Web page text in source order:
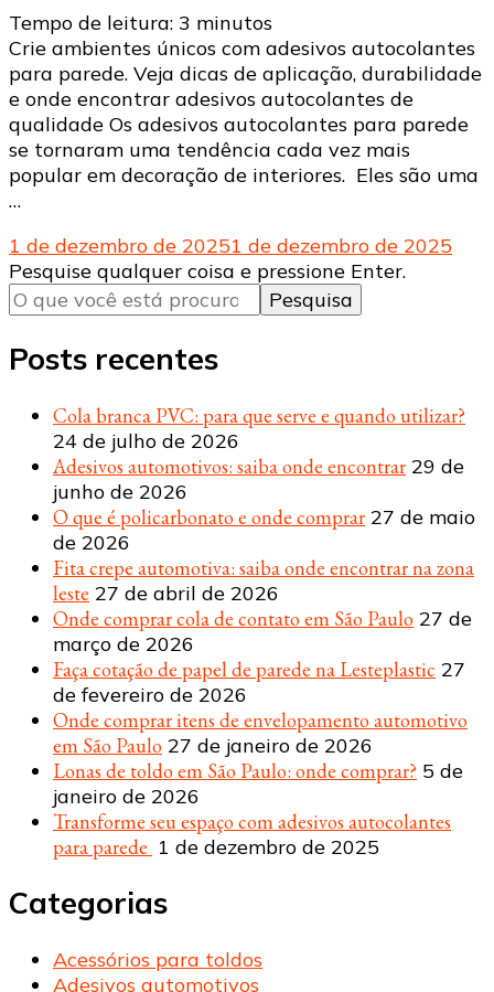
Tempo de leitura: 3 minutos
Crie ambientes únicos com adesivos autocolantes
para parede. Veja dicas de aplicação, durabilidade
e onde encontrar adesivos autocolantes de
qualidade Os adesivos autocolantes para parede
se tornaram uma tendência cada vez mais
popular em decoração de interiores. Eles são uma
…
1 de dezembro de 20251 de dezembro de 2025
Procurando
algo?
Pesquise qualquer coisa e pressione Enter.
Posts recentes
Cola branca PVC: para que serve e quando utilizar?
24 de julho de 2026
Adesivos automotivos: saiba onde encontrar 29 de
junho de 2026
O que é policarbonato e onde comprar 27 de maio
de 2026
Fita crepe automotiva: saiba onde encontrar na zona
leste 27 de abril de 2026
Onde comprar cola de contato em São Paulo 27 de
março de 2026
Faça cotação de papel de parede na Lesteplastic 27
de fevereiro de 2026
Onde comprar itens de envelopamento automotivo
em São Paulo 27 de janeiro de 2026
Lonas de toldo em São Paulo: onde comprar? 5 de
janeiro de 2026
Transforme seu espaço com adesivos autocolantes
para parede 1 de dezembro de 2025
Categorias
Acessórios para toldos
Adesivos automotivos